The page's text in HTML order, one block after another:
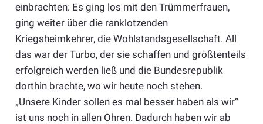
einbrachten: Es ging los mit den Trümmerfrauen,
ging weiter über die ranklotzenden
Kriegsheimkehrer, die Wohlstandsgesellschaft. All
das war der Turbo, der sie schaffen und größtenteils
erfolgreich werden ließ und die Bundesrepublik
dorthin brachte, wo wir heute noch stehen.
„Unsere Kinder sollen es mal besser haben als wir“
ist uns noch in allen Ohren. Dadurch haben wir ab